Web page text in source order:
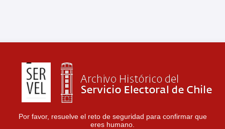
Por favor, resuelve el reto de seguridad para confirmar que
eres humano.